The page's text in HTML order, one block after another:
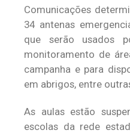
Comunicações
34 antenas
que serão usados
monitoramento de
campanha e para
em abrigos, entre
As aulas estão
escolas da rede